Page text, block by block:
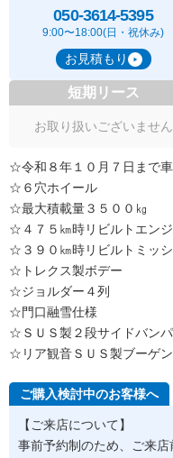
050-3614-5395
9:00〜18:00(日・祝休み)
お見積もり
短期リース
お取り扱いございません
☆令和８年１０月７日まで車
☆６穴ホイール
☆最大積載量３５００㎏
☆４７５㎞時リビルトエン
☆３９０㎞時リビルトミッ
☆トレクス製ボデー
☆ジョルダー４列
☆門口融雪仕様
☆ＳＵＳ製２段サイドバン
☆リア観音ＳＵＳ製ブーゲ
ご購入検討中のお客様へ
【ご来店について】
事前予約制のため、ご来